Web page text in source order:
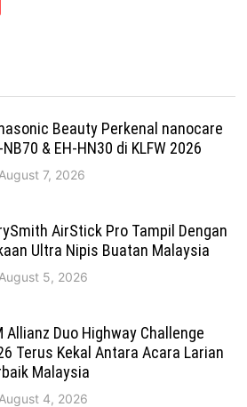
Beauty Perkenal nanocare
NB70 & EH-HN30 di KLFW 2026
August 7, 2026
AirStick Pro Tampil Dengan
Ultra Nipis Buatan Malaysia
August 5, 2026
Allianz Duo Highway Challenge
Terus Kekal Antara Acara Larian
Malaysia
August 4, 2026